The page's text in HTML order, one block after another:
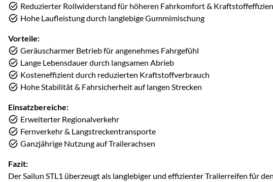
Reduzierter Rollwiderstand für höheren Fahrkomfort &
Hohe Laufleistung durch langlebige Gummimischung
Vorteile:
Geräuscharmer Betrieb für angenehmes Fahrgefühl
Lange Lebensdauer durch langsamen Abrieb
Kosteneffizient durch reduzierten Kraftstoffverbrauch
Hohe Stabilität & Fahrsicherheit auf langen Strecken
Einsatzbereiche:
Erweiterter Regionalverkehr
Fernverkehr & Langstreckentransporte
Ganzjährige Nutzung auf Trailerachsen
Fazit:
Der Sailun STL1 überzeugt als langlebiger und effizienter Trailerreifen für